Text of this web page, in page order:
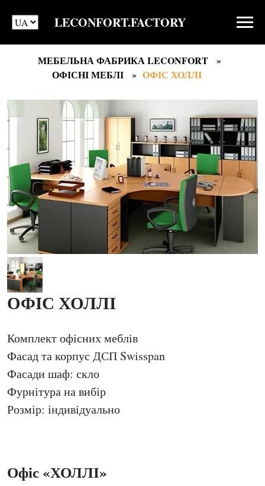
LECONFORT.FACTORY
МЕБЕЛЬНА ФАБРИКА LECONFORT
ОФІСНІ МЕБЛІ
ОФІС ХОЛЛІ
ОФІС ХОЛЛІ
Комплект офісних меблів
Фасад та корпус ДСП Swisspan
Фасади шаф: скло
Фурнітура на вибір
Розмір: індивідуально
Офіс «ХОЛЛІ»